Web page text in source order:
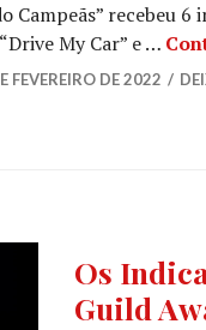
Campeãs” recebeu
My Car” e …
FEVEREIRO DE 2022
GUILDAS,
SINDICATOS
E
Os
Guild